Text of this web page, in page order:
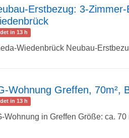
Erstbezug: 3-
in 13 h
Wiedenbrück Neubau-
Wohnung Greffen, 70m²,
in 13 h
Wohnung in Greffen Größe: ca. 70